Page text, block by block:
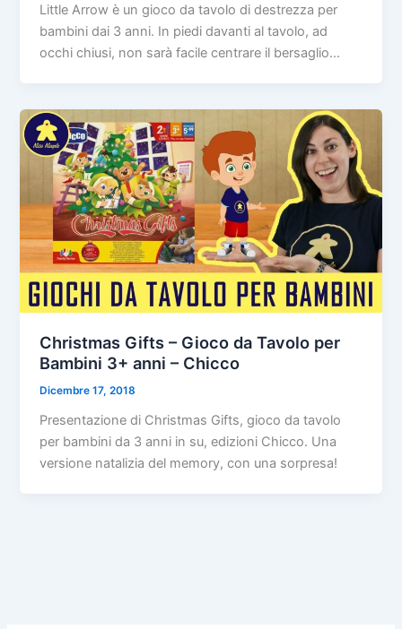
Little Arrow è un gioco da tavolo di destrezza per
bambini dai 3 anni. In piedi davanti al tavolo, ad
occhi chiusi, non sarà facile centrare il bersaglio…
Christmas Gifts – Gioco da Tavolo per
Bambini 3+ anni – Chicco
Dicembre 17, 2018
Presentazione di Christmas Gifts, gioco da tavolo
per bambini da 3 anni in su, edizioni Chicco. Una
versione natalizia del memory, con una sorpresa!